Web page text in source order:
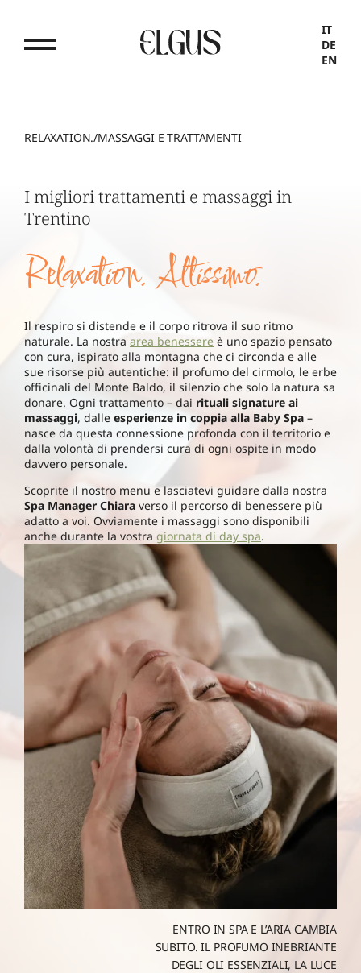
IT
DE
EN
RELAXATION./MASSAGGI E TRATTAMENTI
ENTRO IN SPA E L’ARIA CAMBIA
SUBITO. IL PROFUMO INEBRIANTE
DEGLI OLI ESSENZIALI, LA LUCE
I migliori trattamenti e massaggi in
Trentino
Relaxation. Altissimo.
Il respiro si distende e il corpo ritrova il suo ritmo
naturale. La nostra area benessere è uno spazio pensato
con cura, ispirato alla montagna che ci circonda e alle
sue risorse più autentiche: il profumo del cirmolo, le erbe
officinali del Monte Baldo, il silenzio che solo la natura sa
donare. Ogni trattamento – dai rituali signature ai
massaggi, dalle esperienze in coppia alla Baby Spa –
nasce da questa connessione profonda con il territorio e
dalla volontà di prendersi cura di ogni ospite in modo
davvero personale.
Scoprite il nostro menu e lasciatevi guidare dalla nostra
Spa Manager Chiara verso il percorso di benessere più
adatto a voi. Ovviamente i massaggi sono disponibili
anche durante la vostra giornata di day spa.